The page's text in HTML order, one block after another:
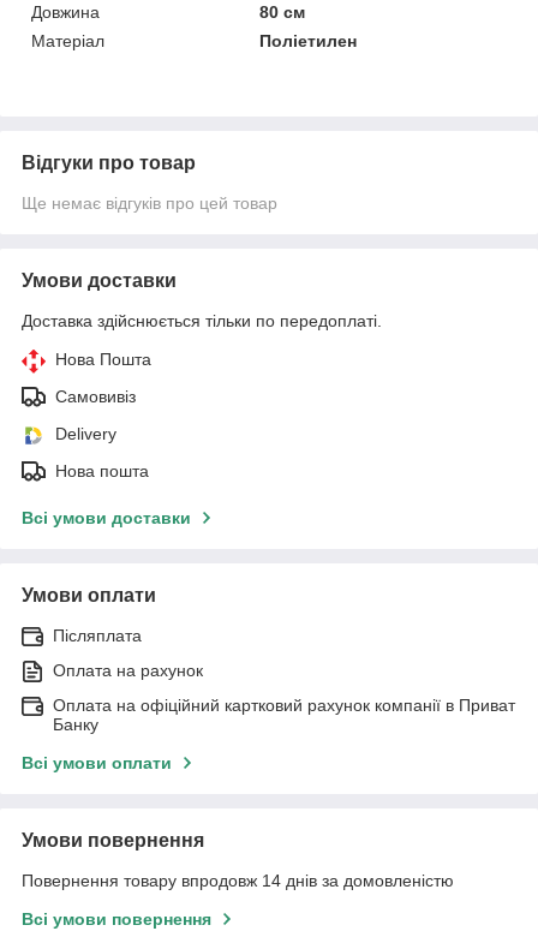
Довжина
80 см
Матеріал
Поліетилен
Відгуки про товар
Ще немає відгуків про цей товар
Умови доставки
Доставка здійснюється тільки по передоплаті.
Нова Пошта
Самовивіз
Delivery
Нова пошта
Всі умови доставки
Умови оплати
Післяплата
Оплата на рахунок
Оплата на офіційний картковий рахунок компанії в Приват
Банку
Всі умови оплати
Умови повернення
Повернення товару впродовж 14 днів за домовленістю
Всі умови повернення